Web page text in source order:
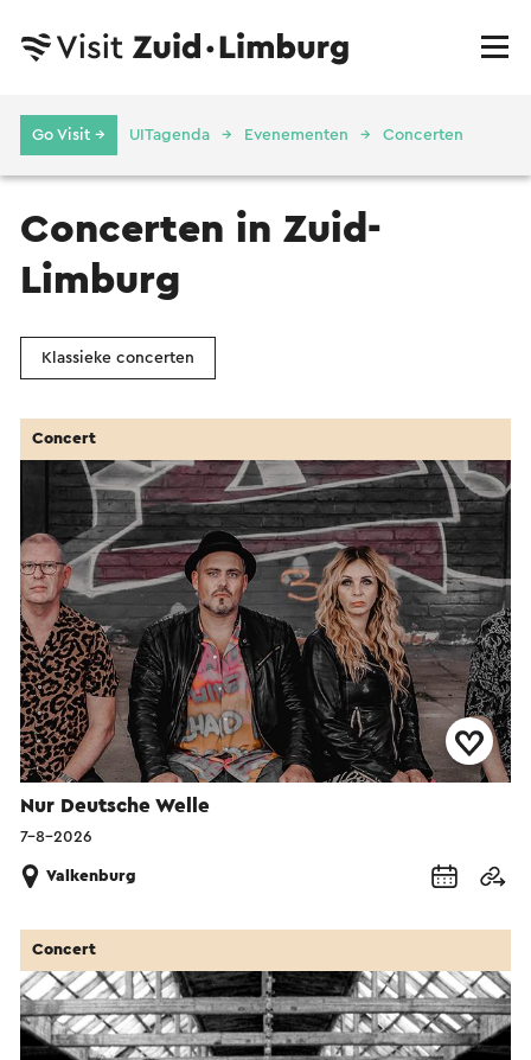
Go Visit → UITagenda Evenementen Concerten
Concerten in Zuid-
Limburg
Klassieke concerten
Nur Deutsche Welle
Concert
7-8-2026
Valkenburg
Concert